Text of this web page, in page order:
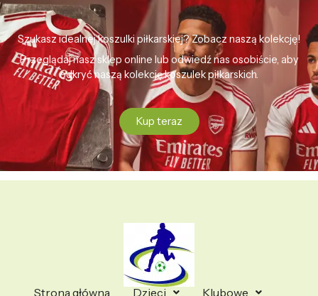
Szukasz idealnej koszulki piłkarskiej? Zobacz naszą kolekcję!
Przeglądaj nasz sklep online lub odwiedź nas osobiście, aby
odkryć naszą kolekcję koszulek piłkarskich.
Kup teraz
Strona główna Dzieci Klubowe